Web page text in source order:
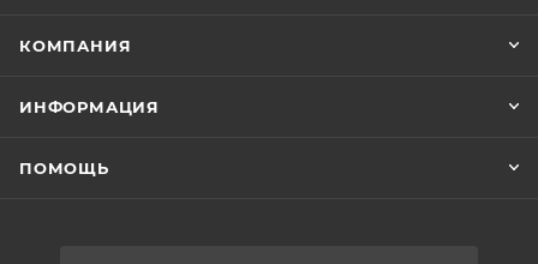
КОМПАНИЯ
ИНФОРМАЦИЯ
ПОМОЩЬ